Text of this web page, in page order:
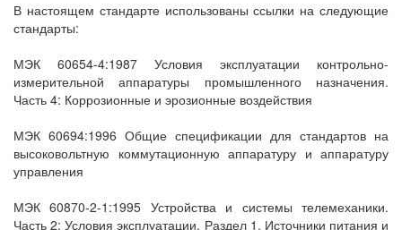
В настоящем стандарте использованы ссылки на следующие
стандарты:
МЭК 60654-4:1987 Условия эксплуатации контрольно-
измерительной аппаратуры промышленного назначения.
Часть 4: Коррозионные и эрозионные воздействия
МЭК 60694:1996 Общие спецификации для стандартов на
высоковольтную коммутационную аппаратуру и аппаратуру
управления
МЭК 60870-2-1:1995 Устройства и системы телемеханики.
Часть 2: Условия эксплуатации. Раздел 1. Источники питания и